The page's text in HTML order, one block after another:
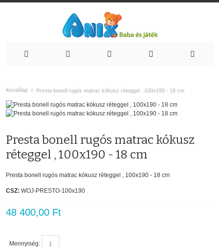
Kezdőlap Presta bonell rugós matrac kókusz réteggel , 100x190 - 18 cm
Presta bonell rugós matrac kókusz
réteggel , 100x190 - 18 cm
Presta bonell rugós matrac kókusz réteggel , 100x190 - 18 cm
CSZ: WOJ-PRESTO-100x190
48 400,00 Ft
Mennyiség: